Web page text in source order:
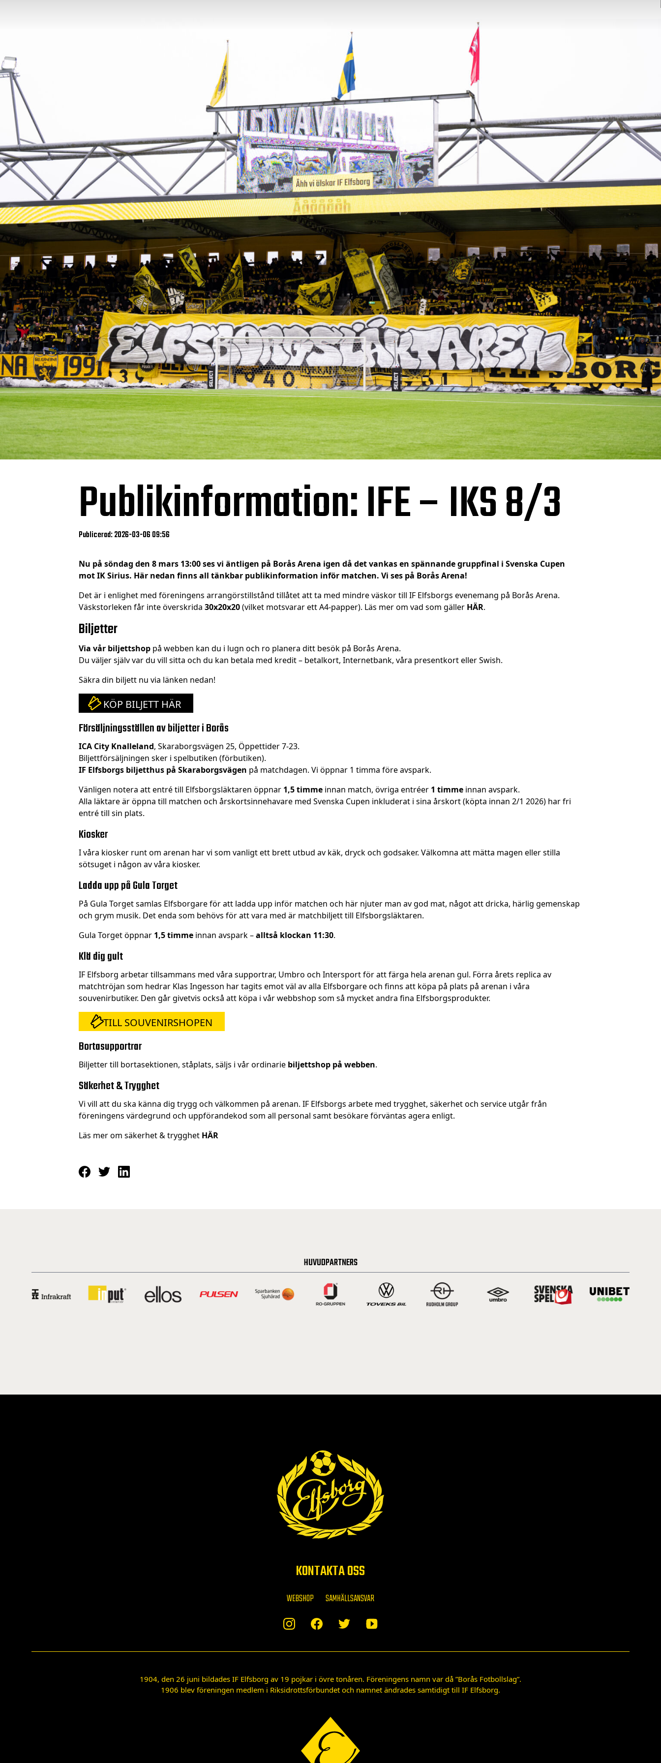
Publikinformation: IFE – IKS 8/3
Publicerad: 2026-03-06 09:56
Nu på söndag den 8 mars 13:00 ses vi äntligen på Borås Arena igen då det vankas en spännande gruppfinal i Svenska Cupen
mot IK Sirius. Här nedan finns all tänkbar publikinformation inför matchen. Vi ses på Borås Arena!
Det är i enlighet med föreningens arrangörstillstånd tillåtet att ta med mindre väskor till IF Elfsborgs evenemang på Borås Arena.
Väskstorleken får inte överskrida 30x20x20(vilket motsvarar ett A4-papper). Läs mer om vad som gäller HÄR.
Biljetter
Via vår biljettshop på webben kan du i lugn och ro planera ditt besök på Borås Arena.
Du väljer själv var du vill sitta och du kan betala med kredit – betalkort, Internetbank, våra presentkort eller Swish.
Säkra din biljett nu via länken nedan!
KÖP BILJETT HÄR
Försäljningsställen av biljetter i Borås
ICA City Knalleland, Skaraborgsvägen 25, Öppettider 7-23.
Biljettförsäljningen sker i spelbutiken (förbutiken).
IF Elfsborgs biljetthus på Skaraborgsvägen på matchdagen. Vi öppnar 1 timma före avspark.
Vänligen notera att entré till Elfsborgsläktaren öppnar 1,5 timme innan match, övriga entréer 1 timme innan avspark.
Alla läktare är öppna till matchen och årskortsinnehavare med Svenska Cupen inkluderat i sina årskort (köpta innan 2/1 2026) har fri
entré till sin plats.
Kiosker
I våra kiosker runt om arenan har vi som vanligt ett brett utbud av käk, dryck och godsaker. Välkomna att mätta magen eller stilla
sötsuget i någon av våra kiosker.
Ladda upp på Gula Torget
På Gula Torget samlas Elfsborgare för att ladda upp inför matchen och här njuter man av god mat, något att dricka, härlig gemenskap
och grym musik. Det enda som behövs för att vara med är matchbiljett till Elfsborgsläktaren.
Gula Torget öppnar 1,5 timme innan avspark –alltså klockan 11:30.
Klä dig gult
IF Elfsborg arbetar tillsammans med våra supportrar, Umbro och Intersport för att färga hela arenan gul. Förra årets replica av
matchtröjan som hedrar Klas Ingesson har tagits emot väl av alla Elfsborgare och finns att köpa på plats på arenan i våra
souvenirbutiker. Den går givetvis också att köpa i vår webbshop som så mycket andra fina Elfsborgsprodukter.
TILL SOUVENIRSHOPEN
Bortasupportrar
Biljetter till bortasektionen, ståplats, säljs i vår ordinarie biljettshop på webben.
Säkerhet & Trygghet
Vi vill att du ska känna dig trygg och välkommen på arenan. IF Elfsborgs arbete med trygghet, säkerhet och service utgår från
föreningens värdegrund och uppförandekod som all personal samt besökare förväntas agera enligt.
Läs mer om säkerhet & trygghet HÄR
HUVUDPARTNERS
KONTAKTA OSS
WEBSHOP SAMHÄLLSANSVAR
1904, den 26 juni bildades IF Elfsborg av 19 pojkar i övre tonåren. Föreningens namn var då ”Borås Fotbollslag”.
1906 blev föreningen medlem i Riksidrottsförbundet och namnet ändrades samtidigt till IF Elfsborg.